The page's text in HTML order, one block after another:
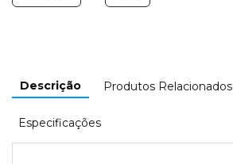
Descrição Produtos Relacionados
Especificações